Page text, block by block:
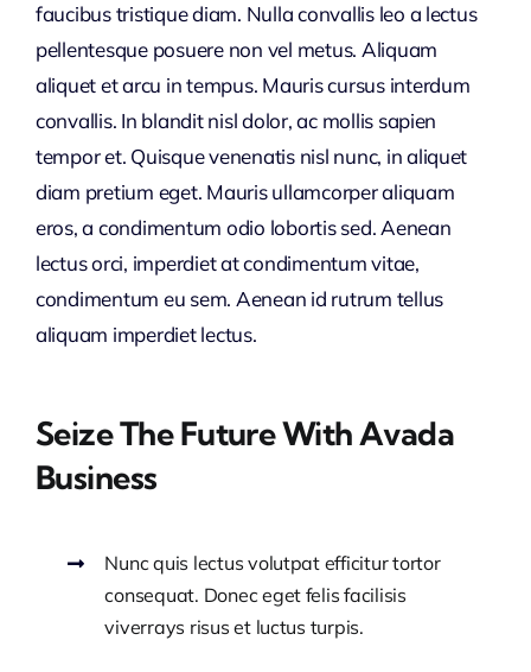
faucibus tristique diam. Nulla convallis leo a lectus
pellentesque posuere non vel metus. Aliquam
aliquet et arcu in tempus. Mauris cursus interdum
convallis. In blandit nisl dolor, ac mollis sapien
tempor et. Quisque venenatis nisl nunc, in aliquet
diam pretium eget. Mauris ullamcorper aliquam
eros, a condimentum odio lobortis sed. Aenean
lectus orci, imperdiet at condimentum vitae,
condimentum eu sem. Aenean id rutrum tellus
aliquam imperdiet lectus.
Seize The Future With Avada
Business
Nunc quis lectus volutpat efficitur tortor
consequat. Donec eget felis facilisis
viverrays risus et luctus turpis.